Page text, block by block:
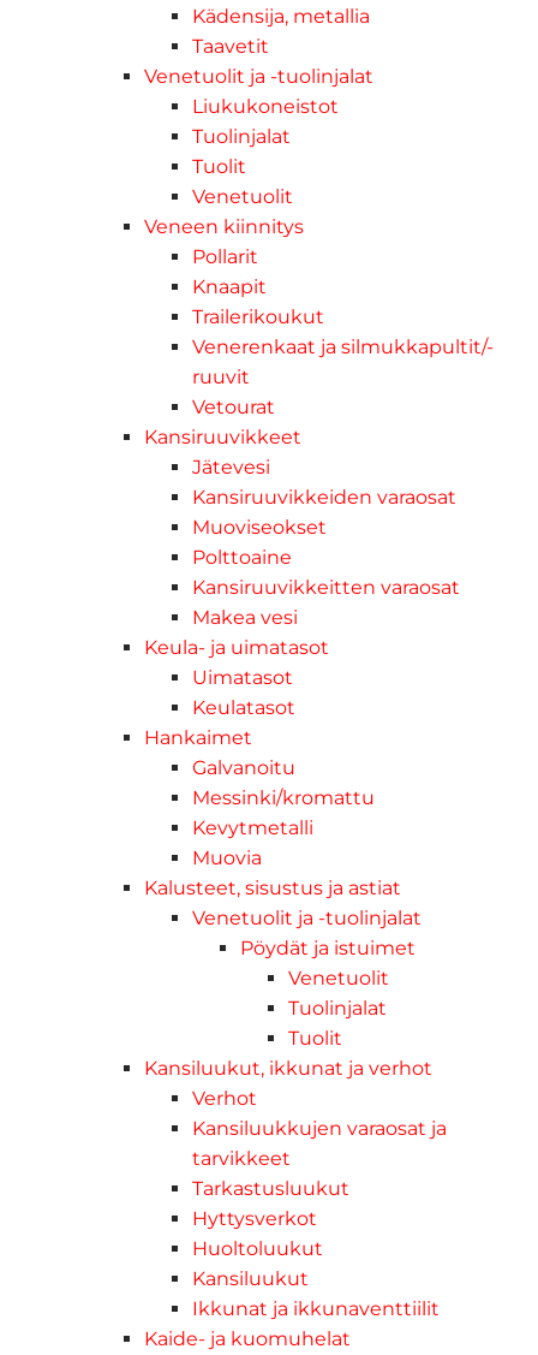
Kädensija, metallia
Taavetit
Venetuolit ja -tuolinjalat
Liukukoneistot
Tuolinjalat
Tuolit
Venetuolit
Veneen kiinnitys
Pollarit
Knaapit
Trailerikoukut
Venerenkaat ja silmukkapultit/-
ruuvit
Vetourat
Kansiruuvikkeet
Jätevesi
Kansiruuvikkeiden varaosat
Muoviseokset
Polttoaine
Kansiruuvikkeitten varaosat
Makea vesi
Keula- ja uimatasot
Uimatasot
Keulatasot
Hankaimet
Galvanoitu
Messinki/kromattu
Kevytmetalli
Muovia
Kalusteet, sisustus ja astiat
Venetuolit ja -tuolinjalat
Pöydät ja istuimet
Venetuolit
Tuolinjalat
Tuolit
Kansiluukut, ikkunat ja verhot
Verhot
Kansiluukkujen varaosat ja
tarvikkeet
Tarkastusluukut
Hyttysverkot
Huoltoluukut
Kansiluukut
Ikkunat ja ikkunaventtiilit
Kaide- ja kuomuhelat